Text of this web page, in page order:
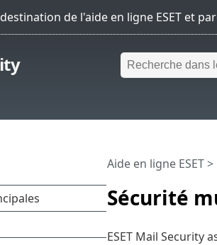
Sécurité
Aide en ligne ESET>
ESET Mail Security